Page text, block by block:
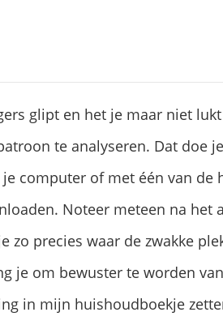
glipt en het je maar niet
te analyseren. Dat doe
computer of met één van de
Noteer meteen na het
zo precies waar de zwakke
je om bewuster te worden
in mijn huishoudboekje